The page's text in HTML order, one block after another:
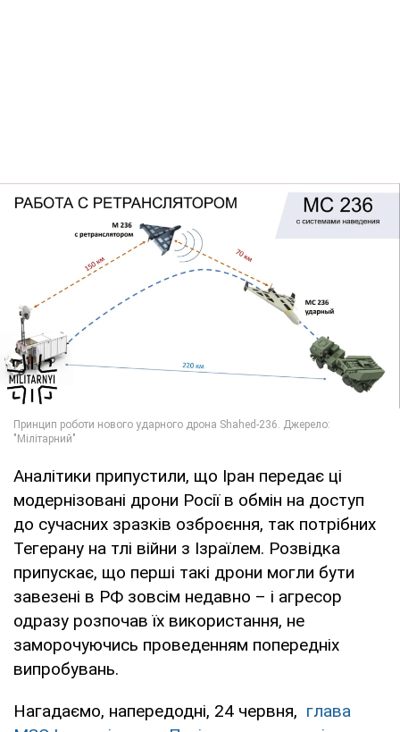
Аналітики припустили, що Іран передає ці
модернізовані дрони Росії в обмін на доступ
до сучасних зразків озброєння, так потрібних
Тегерану на тлі війни з Ізраїлем. Розвідка
припускає, що перші такі дрони могли бути
завезені в РФ зовсім недавно – і агресор
одразу розпочав їх використання, не
заморочуючись проведенням попередніх
випробувань.
Нагадаємо, напередодні, 24 червня, глава